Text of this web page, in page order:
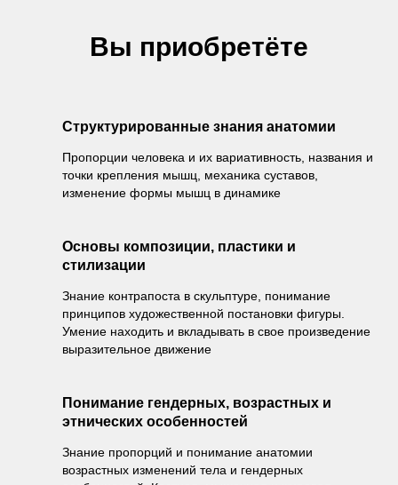
Вы приобретёте
Структурированные знания анатомии
Пропорции человека и их вариативность, названия и
точки крепления мышц, механика суставов,
изменение формы мышц в динамике
Основы композиции, пластики и
стилизации
Знание контрапоста в скульптуре, понимание
принципов художественной постановки фигуры.
Умение находить и вкладывать в свое произведение
выразительное движение
Понимание гендерных, возрастных и
этнических особенностей
Знание пропорций и понимание анатомии
возрастных изменений тела и гендерных